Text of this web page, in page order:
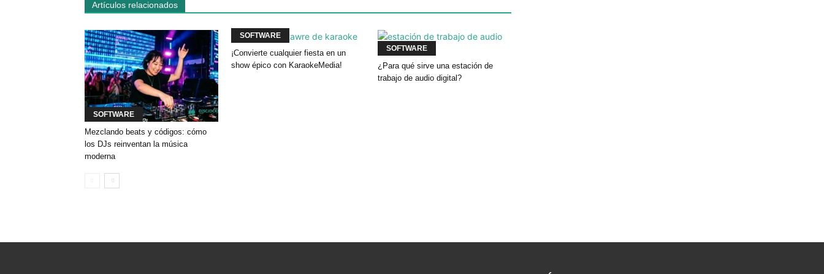
Artículos relacionados
SOFTWARE
Mezclando beats y códigos: cómo
los DJs reinventan la música
moderna
SOFTWARE
¡Convierte cualquier fiesta en un
show épico con KaraokeMedia!
SOFTWARE
¿Para qué sirve una estación de
trabajo de audio digital?